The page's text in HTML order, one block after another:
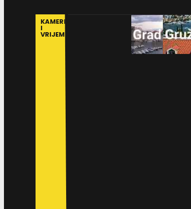
KAMERE
I
VRIJEME